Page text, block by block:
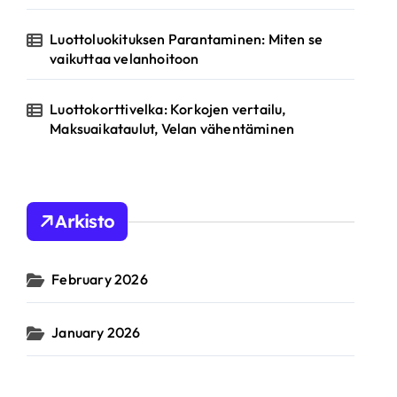
Luottoluokituksen Parantaminen: Miten se
vaikuttaa velanhoitoon
Luottokorttivelka: Korkojen vertailu,
Maksuaikataulut, Velan vähentäminen
Arkisto
February 2026
January 2026